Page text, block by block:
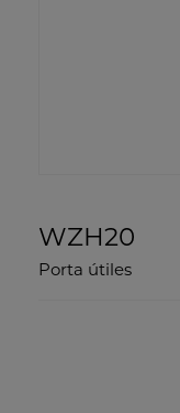
WZH20
Porta útiles